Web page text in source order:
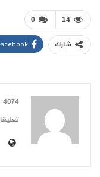
0 14
شارك
4074 المشاركات